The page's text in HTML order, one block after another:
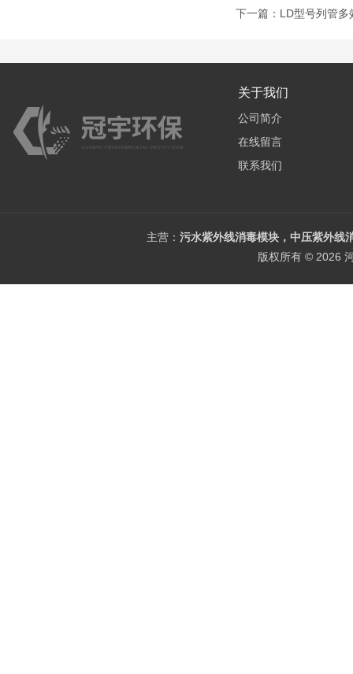
下一篇： LD型号列管
关于我们
公司简介
在线留言
联系我们
主营： 污水紫外线消毒模块，中压紫外线
版权所有 © 2026